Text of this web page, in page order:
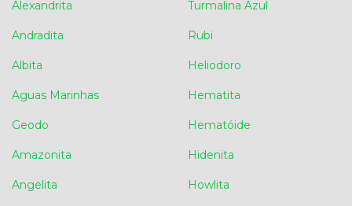
Alexandrita
Andradita
Albita
Aguas Marinhas
Geodo
Amazonita
Angelita
Turmalina Azul
Rubi
Heliodoro
Hematita
Hematóide
Hidenita
Howlita